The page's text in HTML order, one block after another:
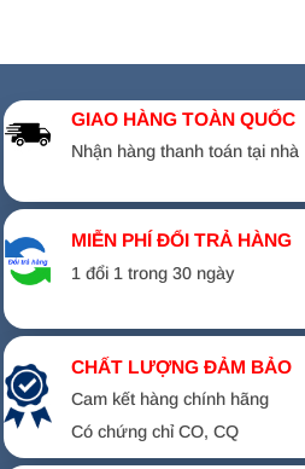
GIAO HÀNG TOÀN QUỐC
Nhận hàng thanh toán tại nhà
MIỄN PHÍ ĐỔI TRẢ HÀNG
1 đổi 1 trong 30 ngày
CHẤT LƯỢNG ĐẢM BẢO
Cam kết hàng chính hãng
Có chứng chỉ CO, CQ